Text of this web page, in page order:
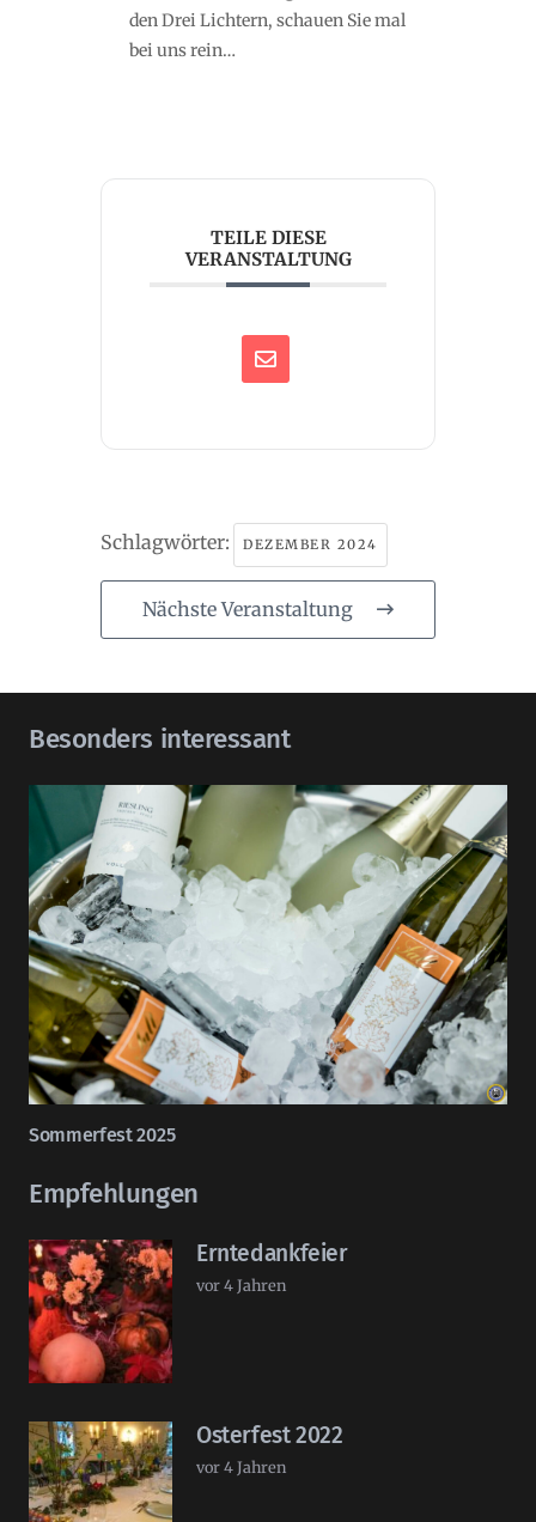
den Drei Lichtern, schauen Sie mal
bei uns rein…
TEILE DIESE
VERANSTALTUNG
Schlagwörter: DEZEMBER 2024
Nächste Veranstaltung
Besonders interessant
Sommerfest 2025
Empfehlungen
Erntedankfeier
vor 4 Jahren
Osterfest 2022
vor 4 Jahren